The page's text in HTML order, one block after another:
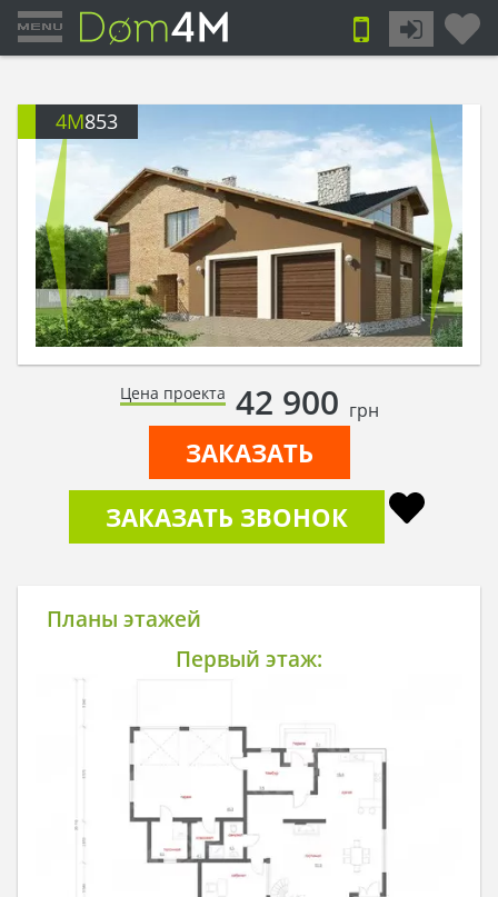
4M853
Цена проекта 42 900 грн
ЗАКАЗАТЬ
ЗАКАЗАТЬ ЗВОНОК
Планы этажей
Первый этаж: